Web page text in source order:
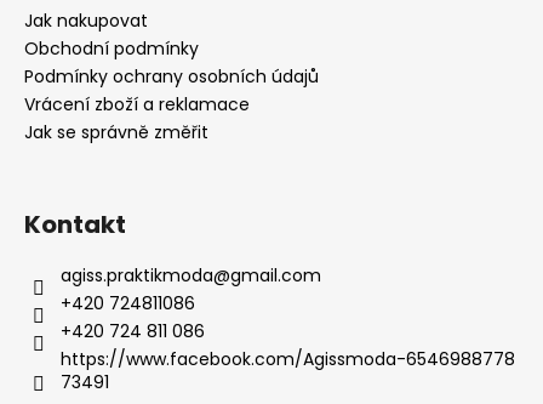
Jak nakupovat
Obchodní podmínky
Podmínky ochrany osobních údajů
Vrácení zboží a reklamace
Jak se správně změřit
Kontakt
agiss.praktikmoda@gmail.com
+420 724811086
+420 724 811 086
https://www.facebook.com/Agissmoda-6546988778
73491